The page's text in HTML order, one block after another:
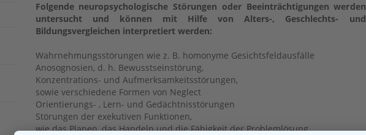
Folgende neuropsychologische Störungen oder Beeinträchtigungen werden
untersucht und können mit Hilfe von Alters-, Geschlechts- und
Bildungsvergleichen interpretiert werden:
Wahrnehmungsstörungen wie z. B. homonyme Gesichtsfeldausfälle
Anosognosien, d. h. Bewusstseinstörung,
Konzentrations- und Aufmerksamkeitsstörungen,
sowie verschiedene Formen von Neglect
Orientierungs- , Lern- und Gedächtnisstörungen
Störungen der exekutiven Funktionen,
wie das Planen, das Handeln und die Fähigkeit der Problemlösung